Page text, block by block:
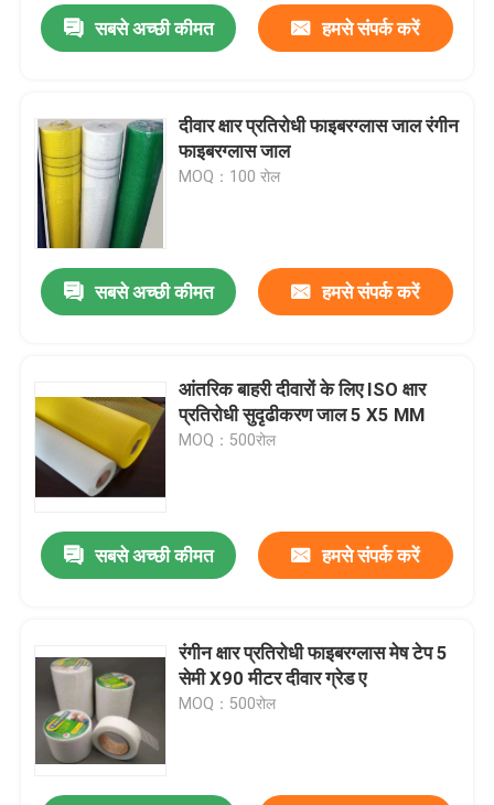
सबसे अच्छी कीमत हमसे संपर्क करें
दीवार क्षार प्रतिरोधी फाइबरग्लास जाल रंगीन
फाइबरग्लास जाल
MOQ：100 रोल
सबसे अच्छी कीमत हमसे संपर्क करें
आंतरिक बाहरी दीवारों के लिए ISO क्षार
प्रतिरोधी सुदृढीकरण जाल 5 X5 MM
MOQ：500रोल
सबसे अच्छी कीमत हमसे संपर्क करें
रंगीन क्षार प्रतिरोधी फाइबरग्लास मेष टेप 5
सेमी X90 मीटर दीवार ग्रेड ए
MOQ：500रोल